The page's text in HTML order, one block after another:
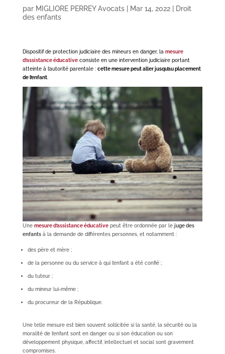
par MIGLIORE PERREY Avocats| Mar 14, 2022|
Droit
des enfants
Dispositif de protection judiciaire des mineurs en danger, la mesure
d’assistance éducativeconsiste en une intervention judiciaire portant
atteinte à l’autorité parentale : cette mesure peut aller jusqu’au placement
de l’enfant.
Une mesure d’assistance éducativepeut être ordonnée par le juge des
enfantsà la demande de différentes personnes, et notamment :
des père et mère ;
de la personne ou du service à qui l’enfant a été confié ;
du tuteur ;
du mineur lui-même ;
du procureur de la République.
Une telle mesure est bien souvent sollicitée si la santé, la sécurité ou la
moralité de l’enfant sont en danger ou si son éducation ou son
développement physique, affectif, intellectuel et social sont gravement
compromises.